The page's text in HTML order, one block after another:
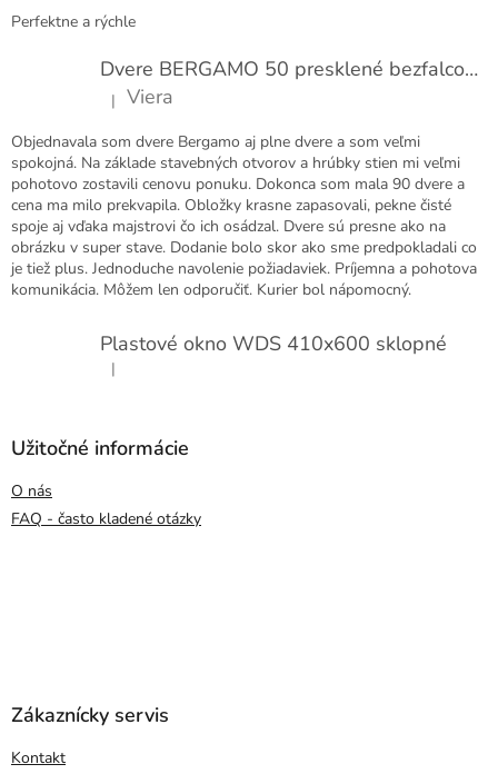
Perfektne a rýchle
Dvere BERGAMO 50 presklené bezfalcové EXTRA
Hodnotenie produktu je 5 z 5 hviezdičiek.
| Viera
Objednavala som dvere Bergamo aj plne dvere a som veľmi
spokojná. Na základe stavebných otvorov a hrúbky stien mi veľmi
pohotovo zostavili cenovu ponuku. Dokonca som mala 90 dvere a
cena ma milo prekvapila. Obložky krasne zapasovali, pekne čisté
spoje aj vďaka majstrovi čo ich osádzal. Dvere sú presne ako na
obrázku v super stave. Dodanie bolo skor ako sme predpokladali co
je tiež plus. Jednoduche navolenie požiadaviek. Príjemna a pohotova
komunikácia. Môžem len odporučiť. Kurier bol nápomocný.
Plastové okno WDS 410x600 sklopné
Hodnotenie produktu je 5 z 5 hviezdičiek.
|
Užitočné informácie
O nás
FAQ - často kladené otázky
Zákaznícky servis
Kontakt